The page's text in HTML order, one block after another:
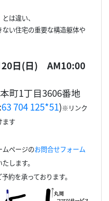
は違い、
い住宅の重要な構造躯体や
20日(日) AM10:00
1丁目3606番地
63 704 125*51)※リンク
ます
ムページのお問合せフォーム
します。
約を承っております。